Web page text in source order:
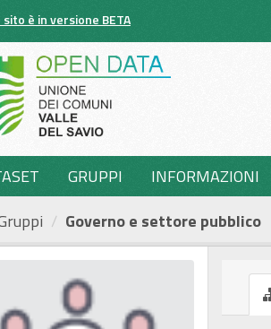
è in versione BETA
GRUPPI
INFORMAZIONI
Governo e settore pubblico